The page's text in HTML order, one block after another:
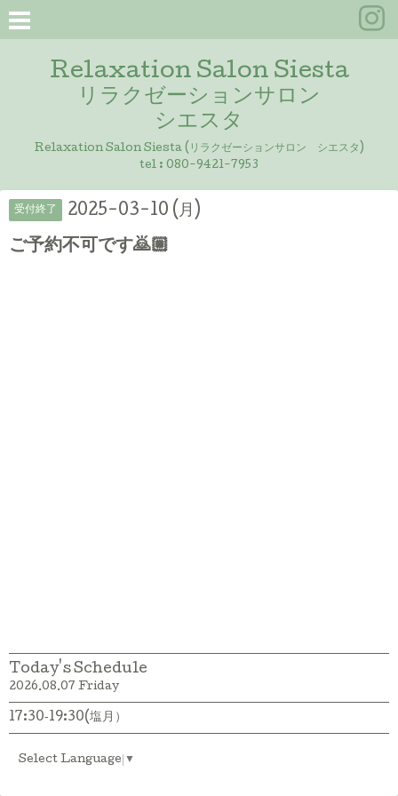
Relaxation Salon Siesta
リラクゼーションサロン
シエスタ
Relaxation Salon Siesta (リラクゼーションサロン シエスタ)
tel : 080-9421-7953
受付終了 2025-03-10 (月)
ご予約不可です🙇🏼
Today's Schedule
2026.08.07 Friday
17:30‐19:30(塩月）
Select Language ▼